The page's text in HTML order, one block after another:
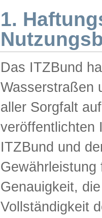
1.
Das ITZBund
Wasserstraßen
aller Sorgfalt
veröffentlichten
ITZBund und
Genauigkeit,
Vollständigkeit